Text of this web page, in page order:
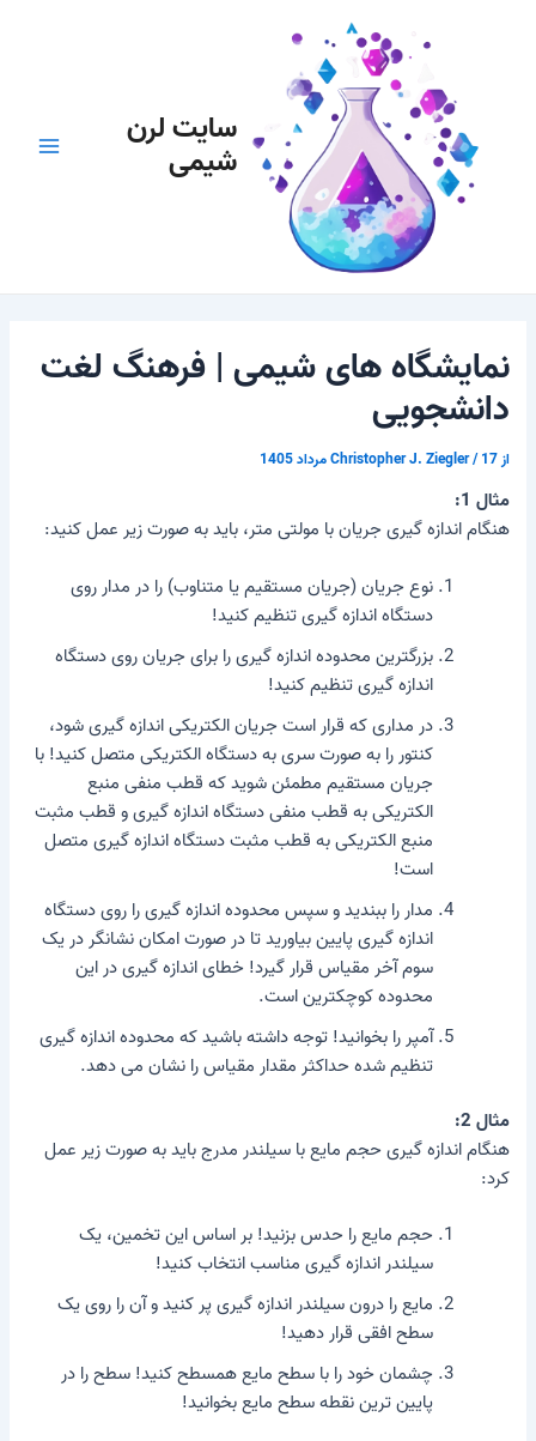
سایت لرن
شیمی
نمایشگاه های شیمی | فرهنگ لغت
دانشجویی
از Christopher J. Ziegler/17 مرداد 1405
مثال 1:
هنگام اندازه گیری جریان با مولتی متر، باید به صورت زیر عمل کنید:
نوع جریان (جریان مستقیم یا متناوب) را در مدار روی
دستگاه اندازه گیری تنظیم کنید!
بزرگترین محدوده اندازه گیری را برای جریان روی دستگاه
اندازه گیری تنظیم کنید!
در مداری که قرار است جریان الکتریکی اندازه گیری شود،
کنتور را به صورت سری به دستگاه الکتریکی متصل کنید! با
جریان مستقیم مطمئن شوید که قطب منفی منبع
الکتریکی به قطب منفی دستگاه اندازه گیری و قطب مثبت
منبع الکتریکی به قطب مثبت دستگاه اندازه گیری متصل
است!
مدار را ببندید و سپس محدوده اندازه گیری را روی دستگاه
اندازه گیری پایین بیاورید تا در صورت امکان نشانگر در یک
سوم آخر مقیاس قرار گیرد! خطای اندازه گیری در این
محدوده کوچکترین است.
آمپر را بخوانید! توجه داشته باشید که محدوده اندازه گیری
تنظیم شده حداکثر مقدار مقیاس را نشان می دهد.
مثال 2:
هنگام اندازه گیری حجم مایع با سیلندر مدرج باید به صورت زیر عمل
کرد:
حجم مایع را حدس بزنید! بر اساس این تخمین، یک
سیلندر اندازه گیری مناسب انتخاب کنید!
مایع را درون سیلندر اندازه گیری پر کنید و آن را روی یک
سطح افقی قرار دهید!
چشمان خود را با سطح مایع همسطح کنید! سطح را در
پایین ترین نقطه سطح مایع بخوانید!